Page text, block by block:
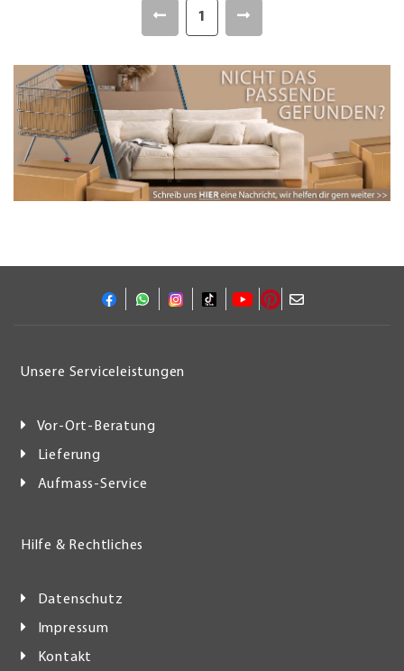
1
Unsere Serviceleistungen
Vor-Ort-Beratung
Lieferung
Aufmass-Service
Hilfe & Rechtliches
Datenschutz
Impressum
Kontakt